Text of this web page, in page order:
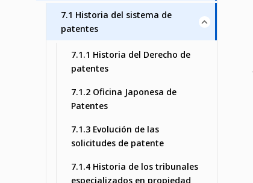
7.1 Historia del sistema de
patentes
7.1.1 Historia del Derecho de
patentes
7.1.2 Oficina Japonesa de
Patentes
7.1.3 Evolución de las
solicitudes de patente
7.1.4 Historia de los tribunales
especializados en propiedad